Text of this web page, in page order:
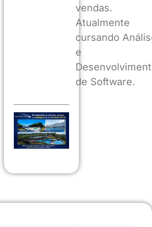
vendas.
Atualmente
cursando
e
de Software.